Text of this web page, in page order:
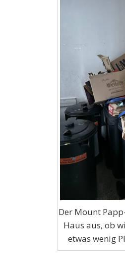
Der Mount
Haus aus, ob
etwas wenig